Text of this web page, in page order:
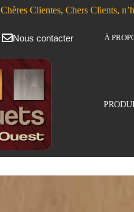
Chères Clientes, Chers Clients,
Nous contacter À